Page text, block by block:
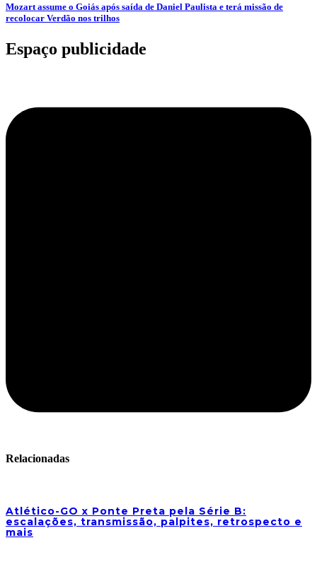
Mozart assume o Goiás após saída de Daniel Paulista e terá missão de
recolocar Verdão nos trilhos
Espaço publicidade
Relacionadas
Atlético-GO x Ponte Preta pela Série B:
escalações, transmissão, palpites, retrospecto e
mais